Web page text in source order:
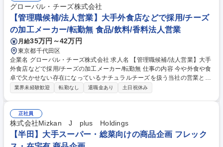
の作成、ならびに納品時の機器の動作確認や寸法確認を行います。(建物
の改変無) ■本部署は2028年を目途に設計部門へ移管予定です。将来的に
は設計業務にもチャレンジいただけます。 募集職種 【西宮】品質管理｜
船舶の操船システム表示装置★プライム上場/福利厚生◎
グローバル・チーズ株式会社
【管理職候補/法人営業】大手外食店などで採用/チーズ
の加工メーカー/転勤無 食品/飲料/香料法人営業
月給35万円～42万円
東京都千代田区
企業名 グローバル・チーズ株式会社 求人名 【管理職候補/法人営業】大手
外食店などで採用/チーズの加工メーカー/転勤無 仕事の内容 今や外食や食
卓で欠かせない存在になっているナチュラルチーズを扱う当社の営業とし
て、既存顧客をメインにニーズに併せた提案営業/メンバーのマネジメント
応じた加工の提案■社内関係部署(工場・品質部署など）との連携■展示会
への出展・新規顧客の開拓■見積書作成・受注データ管理 【商材】ナチュ
ラルチーズ全般(パルメザン/モッツァレラ/カマンベール等) 募集職種 【管
理職候補/法人営業】大手外食店などで採用/チーズの加工メーカー/転勤無
業界未経験歓迎 転勤なし 退職金あり 土日祝休み
正社員
株式会社Mizkan J plus Holdings
【半田】大手スーパー・総菜向けの商品企画 フレック